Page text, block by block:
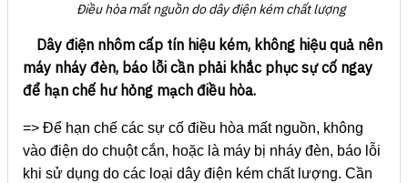
Điều hòa mất nguồn do dây điện kém chất lượng
Dây điện nhôm cấp tín hiệu kém, không hiệu quả nên
máy nháy đèn, báo lỗi cần phải khắc phục sự cố ngay
để hạn chế hư hỏng mạch điều hòa.
=> Để hạn chế các sự cố điều hòa mất nguồn, không
vào điện do chuột cắn, hoặc là máy bị nháy đèn, báo lỗi
khi sử dụng do các loại dây điện kém chất lượng. Cần